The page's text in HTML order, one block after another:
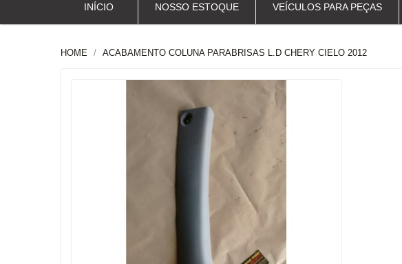
INÍCIO NOSSO ESTOQUE VEÍCULOS PARA PEÇAS
HOME ACABAMENTO COLUNA PARABRISAS L.D CHERY CIELO 2012